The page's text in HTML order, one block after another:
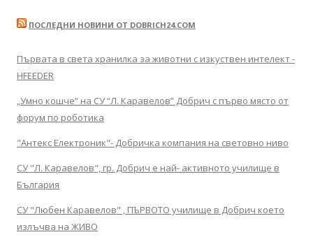
ПОСЛЕДНИ НОВИНИ ОТ DOBRICH24.COM
Първата в света хранилка за животни с изкуствен интелект -
HFEEDER
„Умно кошче“ на СУ “Л. Каравелов” Добрич с първо място от
форум по роботика
"Антекс Електроник"- Добричка компания на световно ниво
СУ "Л. Каравелов", гр. Добрич е най- активното училище в
България
СУ "Любен Каравелов" , ПЪРВОТО училище в Добрич което
излъчва на ЖИВО